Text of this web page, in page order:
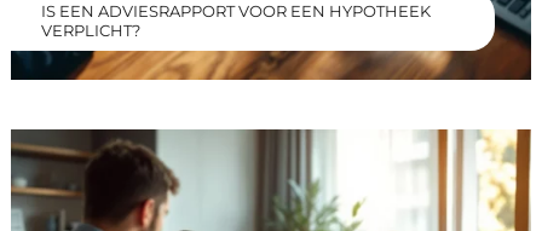
IS EEN ADVIESRAPPORT VOOR EEN HYPOTHEEK
VERPLICHT?